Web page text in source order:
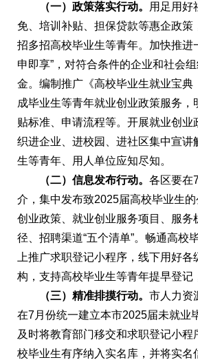
（一）政策落实行动。
用足用好
免、培训补贴、担保贷款等惠企政策
招多招高校毕业生等青年。加快推进
申即享”，对符合条件的企业和社会
金。编制推广《高校毕业生就业宝典
成毕业生等青年就业创业政策服务，
贴标准、申请流程等。开展就业创业
织进企业、进校园、进社区集中宣讲
生等青年、用人单位应知尽知。
（二）信息发布行动。 各区要在
介，集中发布致2025届高校毕业生
创业政策、就业创业服务项目、服务
径、招聘渠道“五个清单”。畅通高校
上推广求职登记小程序，线下用好
构，支持高校毕业生等青年提早登记
（三）精准排摸行动。 市人力资
在7月份统一建立本市2025届未就业
及时将教育部门移交和求职登记小程
校毕业生有序纳入实名库，并将实名